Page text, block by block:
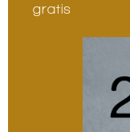
gratis